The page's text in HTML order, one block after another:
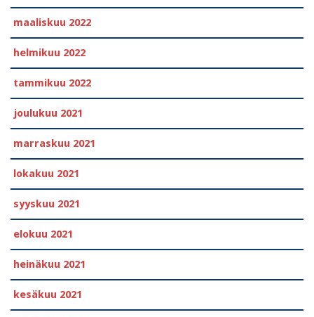
maaliskuu 2022
helmikuu 2022
tammikuu 2022
joulukuu 2021
marraskuu 2021
lokakuu 2021
syyskuu 2021
elokuu 2021
heinäkuu 2021
kesäkuu 2021